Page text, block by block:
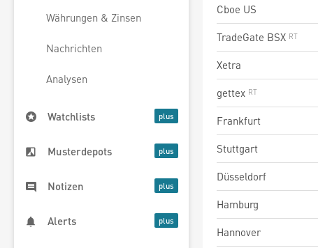
Währungen & Zinsen
Nachrichten
Analysen
Watchlists
Musterdepots
Notizen
Alerts
Cboe US
TradeGate BSX
Xetra
gettex
Frankfurt
Stuttgart
Düsseldorf
Hamburg
Hannover